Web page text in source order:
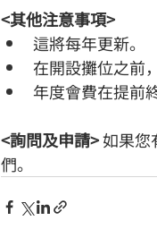
<其他注意事項>
這將每年更新。
在開設攤位之前
年度會費在提前
<詢問及申請> 如果您
們。